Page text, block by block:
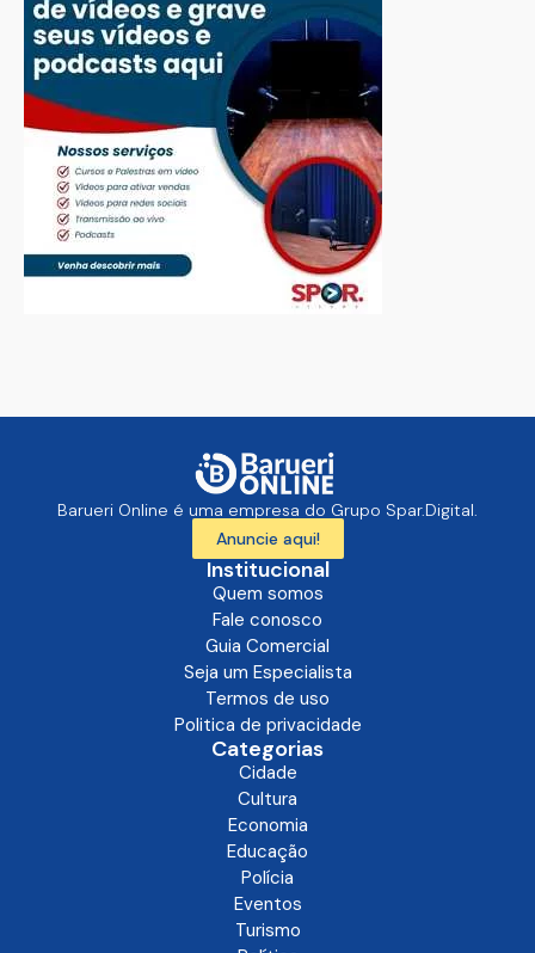
Barueri Online é uma empresa do Grupo Spar.Digital.
Anuncie aqui!
Institucional
Quem somos
Fale conosco
Guia Comercial
Seja um Especialista
Termos de uso
Politica de privacidade
Categorias
Cidade
Cultura
Economia
Educação
Polícia
Eventos
Turismo